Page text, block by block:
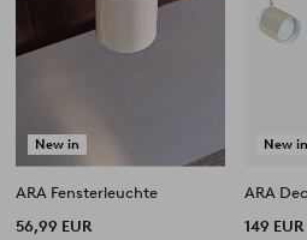
New in
ARA Fensterleuchte
56,99 EUR
New
ARA
149 EUR